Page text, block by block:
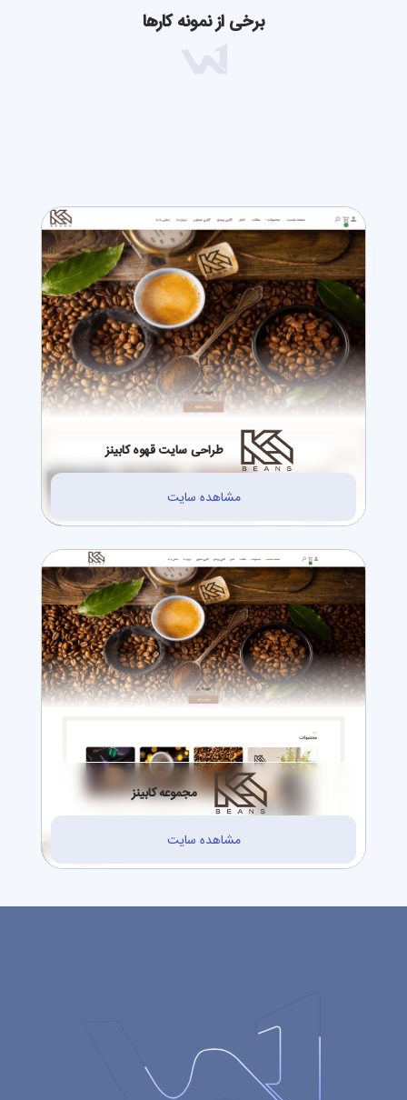
برخی از نمونه کارها
طراحی سایت قهوه کابینز
مشاهده سایت
مجموعه کابینز
مشاهده سایت